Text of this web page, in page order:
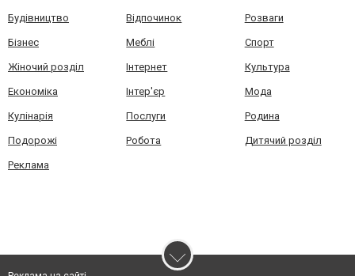
Будівництво Відпочинок Розваги
Бізнес Меблі Спорт
Жіночий розділ Інтернет Культура
Економіка Інтер'єр Мода
Кулінарія Послуги Родина
Подорожі Робота Дитячий розділ
Реклама